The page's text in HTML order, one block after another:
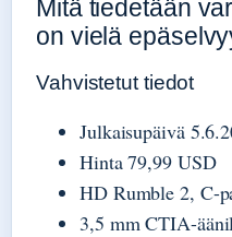
Mitä tiedetään
on vielä
Vahvistetut tiedot
Julkaisupäivä
Hinta 79,99 USD
HD Rumble 2, C-
3,5 mm CTIA-